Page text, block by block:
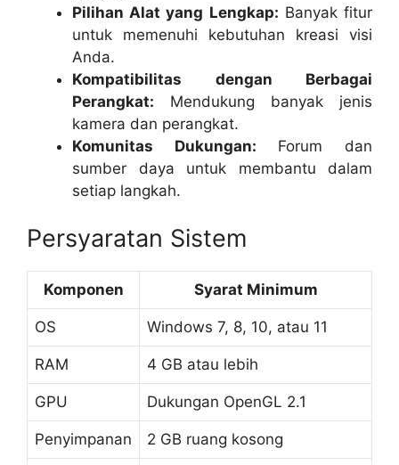
Pilihan Alat yang Lengkap: Banyak fitur
untuk memenuhi kebutuhan kreasi visi
Anda.
Kompatibilitas dengan Berbagai
Perangkat: Mendukung banyak jenis
kamera dan perangkat.
Komunitas Dukungan: Forum dan
sumber daya untuk membantu dalam
setiap langkah.
Persyaratan Sistem
Komponen Syarat Minimum
OS Windows 7, 8, 10, atau 11
RAM 4 GB atau lebih
GPU Dukungan OpenGL 2.1
Penyimpanan 2 GB ruang kosong